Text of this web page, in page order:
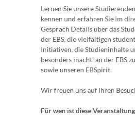
Lernen Sie unsere
kennen und erfahren Sie im
Gespräch Details über das
der EBS, die vielfältigen
Initiativen, die Studieninhalte
besonders macht, an der EBS
sowie unseren EBSpirit.
Wir freuen uns auf Ihren
Für wen ist diese